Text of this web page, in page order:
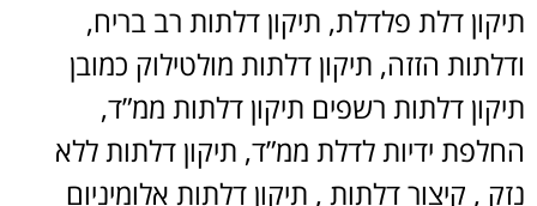
תיקון דלת פלדלת, תיקון דלתות רב בריח,
ודלתות הזזה, תיקון דלתות מולטילוק כמובן
תיקון דלתות רשפים תיקון דלתות ממ”ד,
החלפת ידיות לדלת ממ”ד, תיקון דלתות ללא
נזק , קיצור דלתות , תיקון דלתות אלומיניום